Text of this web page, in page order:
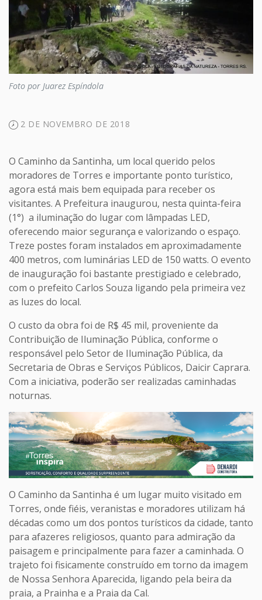
Foto por Juarez Espíndola
2 DE NOVEMBRO DE 2018
O Caminho da Santinha, um local querido pelos
moradores de Torres e importante ponto turístico,
agora está mais bem equipada para receber os
visitantes. A Prefeitura inaugurou, nesta quinta-feira
(1°) a iluminação do lugar com lâmpadas LED,
oferecendo maior segurança e valorizando o espaço.
Treze postes foram instalados em aproximadamente
400 metros, com luminárias LED de 150 watts. O evento
de inauguração foi bastante prestigiado e celebrado,
com o prefeito Carlos Souza ligando pela primeira vez
as luzes do local.
O custo da obra foi de R$ 45 mil, proveniente da
Contribuição de Iluminação Pública, conforme o
responsável pelo Setor de Iluminação Pública, da
Secretaria de Obras e Serviços Públicos, Daicir Caprara.
Com a iniciativa, poderão ser realizadas caminhadas
noturnas.
O Caminho da Santinha é um lugar muito visitado em
Torres, onde fiéis, veranistas e moradores utilizam há
décadas como um dos pontos turísticos da cidade, tanto
para afazeres religiosos, quanto para admiração da
paisagem e principalmente para fazer a caminhada. O
trajeto foi fisicamente construí­do em torno da imagem
de Nossa Senhora Aparecida, ligando pela beira da
praia, a Prainha e a Praia da Cal.